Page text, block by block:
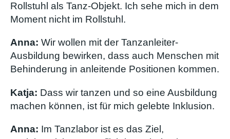
Rollstuhl als Tanz-Objekt. Ich sehe mich in dem
Moment nicht im Rollstuhl.
Anna: Wir wollen mit der Tanzanleiter-
Ausbildung bewirken, dass auch Menschen mit
Behinderung in anleitende Positionen kommen.
Katja: Dass wir tanzen und so eine Ausbildung
machen können, ist für mich gelebte Inklusion.
Anna: Im Tanzlabor ist es das Ziel,